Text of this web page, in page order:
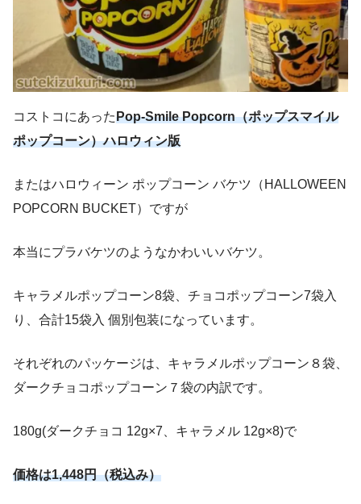
コストコにあったPop-Smile Popcorn（ポップスマイル
ポップコーン）ハロウィン版
またはハロウィーン ポップコーン バケツ（HALLOWEEN
POPCORN BUCKET）ですが
本当にプラバケツのようなかわいいバケツ。
キャラメルポップコーン8袋、チョコポップコーン7袋入
り、合計15袋入 個別包装になっています。
それぞれのパッケージは、キャラメルポップコーン８袋、
ダークチョコポップコーン７袋の内訳です。
180g(ダークチョコ 12g×7、キャラメル 12g×8)で
価格は1,448円（税込み）